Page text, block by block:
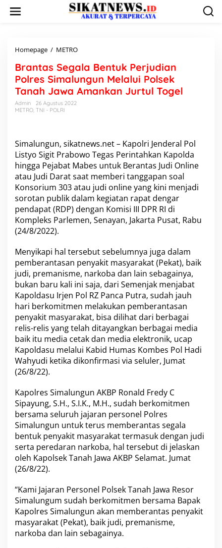
Homepage / METRO
a
n
t
a
l
a
B
e
n
t
u
k
P
u
d
i
a
n
P
o
l
r
e
s
S
i
u
n
g
u
n
M
e
l
u
P
o
l
s
Brantas Segala Bentuk Perjudian
Polres Simalungun Melalui Polsek
Tanah Jawa Amankan Jurtul Togel
Admin
26 Agustus 2022
METRO, TNI - POLRI
Simalungun, sikatnews.net – Kapolri Jenderal Pol
Listyo Sigit Prabowo Tegas Perintahkan Kapolda
hingga Pejabat Mabes untuk Berantas Judi Online
atau Judi Darat saat memberi tanggapan soal
Konsorium 303 atau judi online yang kini menjadi
sorotan publik dalam kegiatan rapat dengar
pendapat (RDP) dengan Komisi III DPR RI di
Kompleks Parlemen, Senayan, Jakarta Pusat, Rabu
(24/8/2022).
Menyikapi hal tersebut sebelumnya juga dalam
pemberantasan penyakit masyarakat (Pekat), baik
judi, premanisme, narkoba dan lain sebagainya,
bukan baru kali ini saja, dari Semenjak menjabat
Kapoldasu Irjen Pol RZ Panca Putra, sudah jauh
hari berkomitmen melakukan pemberantasan
penyakit masyarakat, bisa dilihat dari berbagai
relis-relis yang telah ditayangkan berbagai media
baik itu media cetak dan media elektronik, ucap
Kapoldasu melalui Kabid Humas Kombes Pol Hadi
Wahyudi ketika dikonfirmasi via seluler, Jumat
(26/8/22).
Kapolres Simalungun AKBP Ronald Fredy C
Sipayung, S.H., S.I.K., M.H., sudah berkomitmen
bersama seluruh jajaran personel Polres
Simalungun untuk terus memberantas segala
bentuk penyakit masyarakat termasuk dengan judi
serta peredaran narkoba, hal tersebut di jelaskan
oleh Kapolsek Tanah Jawa AKBP Selamat. Jumat
(26/8/22).
“Kami Jajaran Personel Polsek Tanah Jawa Resor
Simalungum sudah berkomitmen bersama Bapak
Kapolres Simalungun akan memberantas penyakit
masyarakat (Pekat), baik judi, premanisme,
narkoba dan lain sebagainya.